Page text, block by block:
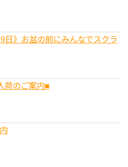
日》お盆の前にみんなでスクラ
荷のご案内■